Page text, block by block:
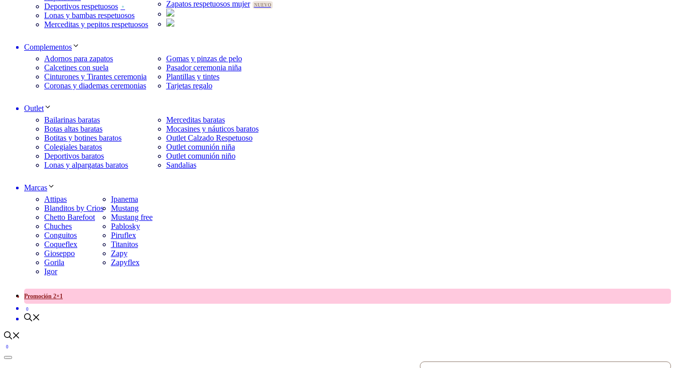
Deportivos respetuosos
Lonas y bambas respetuosos
Merceditas y pepitos respetuosos
Zapatos respetuosos mujer
Complementos
Adornos para zapatos
Calcetines con suela
Cinturones y Tirantes ceremonia
Coronas y diademas ceremonias
Gomas y pinzas de pelo
Pasador ceremonia niña
Plantillas y tintes
Tarjetas regalo
Outlet
Bailarinas baratas
Botas altas baratas
Botitas y botines baratos
Colegiales baratos
Deportivos baratos
Lonas y alpargatas baratos
Merceditas baratas
Mocasines y náuticos baratos
Outlet Calzado Respetuoso
Outlet comunión niña
Outlet comunión niño
Sandalias
Marcas
Attipas
Blanditos by Crios
Chetto Barefoot
Chuches
Conguitos
Coqueflex
Gioseppo
Gorila
Igor
Ipanema
Mustang
Mustang free
Pablosky
Piruflex
Titanitos
Zapy
Zapyflex
Promoción 2×1
0
0